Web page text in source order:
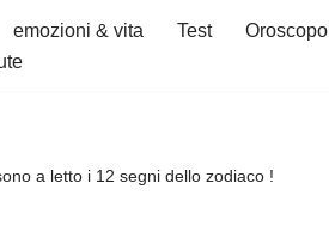
emozioni & vita Test Oroscopo
a letto i 12 segni dello zodiaco !